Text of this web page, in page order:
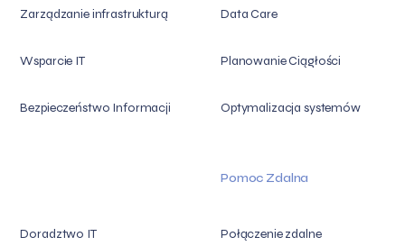
Zarządzanie infrastrukturą
Wsparcie IT
Bezpieczeństwo Informacji
Data Care
Planowanie Ciągłości
Optymalizacja systemów
Doradztwo IT
Pomoc Zdalna
Połączenie zdalne